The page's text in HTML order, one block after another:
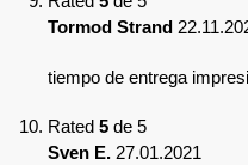
Tormod Strand
tiempo de entrega
Rated 5 de 5
Sven E. 27.01.2021